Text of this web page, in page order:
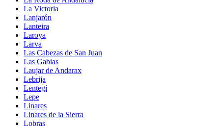
La Victoria
Lanjarón
Lanteira
Laroya
Larva
Las Cabezas de San Juan
Las Gabias
Laujar de Andarax
Lebrija
Lentegí
Lepe
Linares
Linares de la Sierra
Lobras